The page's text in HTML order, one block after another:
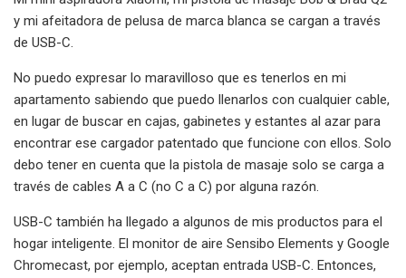
y mi afeitadora de pelusa de marca blanca se cargan a través
de USB-C.
No puedo expresar lo maravilloso que es tenerlos en mi
apartamento sabiendo que puedo llenarlos con cualquier cable,
en lugar de buscar en cajas, gabinetes y estantes al azar para
encontrar ese cargador patentado que funcione con ellos. Solo
debo tener en cuenta que la pistola de masaje solo se carga a
través de cables A a C (no C a C) por alguna razón.
USB-C también ha llegado a algunos de mis productos para el
hogar inteligente. El monitor de aire Sensibo Elements y Google
Chromecast, por ejemplo, aceptan entrada USB-C. Entonces,